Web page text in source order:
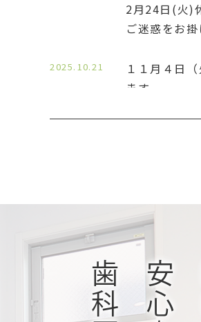
2月24日(火)
ご迷惑をお
2025.10.21
１１月４日
ます。
ます。
2024.11.05 只今、歯科衛
あり
→条件
安心